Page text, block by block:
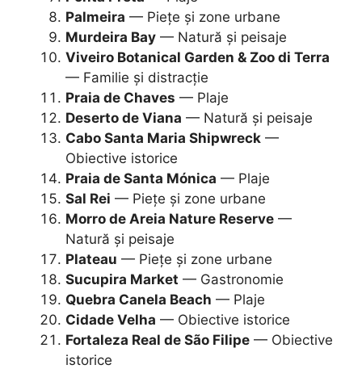
Palmeira — Piețe și zone urbane
Murdeira Bay — Natură și peisaje
Viveiro Botanical Garden & Zoo di Terra
— Familie și distracție
Praia de Chaves — Plaje
Deserto de Viana — Natură și peisaje
Cabo Santa Maria Shipwreck —
Obiective istorice
Praia de Santa Mónica — Plaje
Sal Rei — Piețe și zone urbane
Morro de Areia Nature Reserve —
Natură și peisaje
Plateau — Piețe și zone urbane
Sucupira Market — Gastronomie
Quebra Canela Beach — Plaje
Cidade Velha — Obiective istorice
Fortaleza Real de São Filipe — Obiective
istorice